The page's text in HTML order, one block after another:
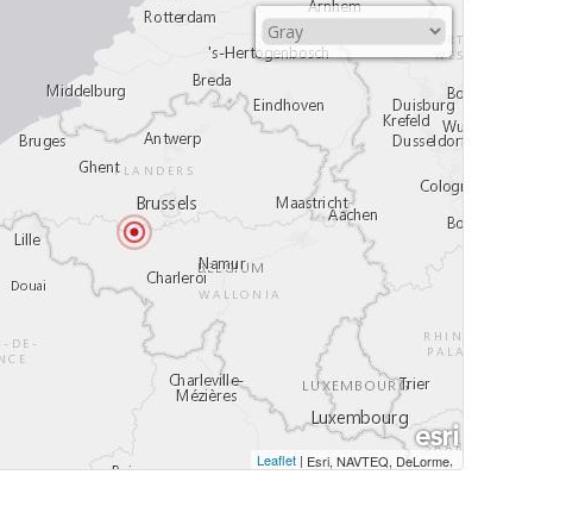
Leaflet | Esri, NAVTEQ, DeLorme,